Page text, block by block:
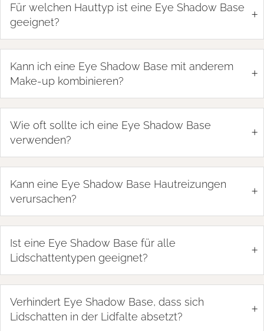
Für welchen Hauttyp ist eine Eye Shadow Base
geeignet?
+
Kann ich eine Eye Shadow Base mit anderem
Make-up kombinieren?
+
Wie oft sollte ich eine Eye Shadow Base
verwenden?
+
Kann eine Eye Shadow Base Hautreizungen
verursachen?
+
Ist eine Eye Shadow Base für alle
Lidschattentypen geeignet?
+
Verhindert Eye Shadow Base, dass sich
Lidschatten in der Lidfalte absetzt?
+